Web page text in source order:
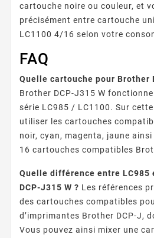
cartouche noire ou couleur, et
précisément entre cartouche
LC1100 4/16 selon votre
FAQ
Quelle cartouche pour Brother
Brother DCP-J315 W
série LC985 / LC1100. Sur
utiliser les cartouches
noir, cyan, magenta, jaune
16 cartouches compatibles
Quelle différence entre LC985
DCP-J315 W ? Les références
des cartouches compatibles
d’imprimantes Brother DCP-J,
Vous pouvez ainsi mixer une